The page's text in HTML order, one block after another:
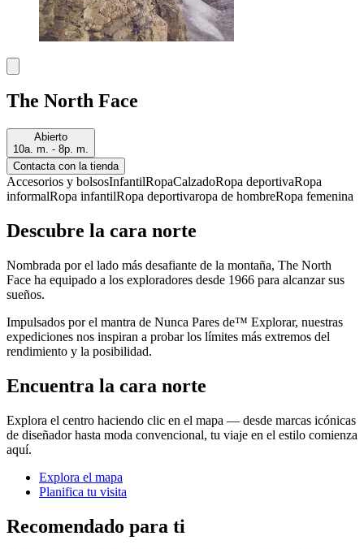
The North Face
Abierto
10a. m. - 8p. m.
Contacta con la tienda
Accesorios y bolsosInfantilRopaCalzadoRopa deportivaRopa
informalRopa infantilRopa deportivaropa de hombreRopa femenina
Descubre la cara norte
Nombrada por el lado más desafiante de la montaña, The North
Face ha equipado a los exploradores desde 1966 para alcanzar sus
sueños.
Impulsados por el mantra de Nunca Pares de™ Explorar, nuestras
expediciones nos inspiran a probar los límites más extremos del
rendimiento y la posibilidad.
Encuentra la cara norte
Explora el centro haciendo clic en el mapa — desde marcas icónicas
de diseñador hasta moda convencional, tu viaje en el estilo comienza
aquí.
Explora el mapa
Planifica tu visita
Recomendado para ti